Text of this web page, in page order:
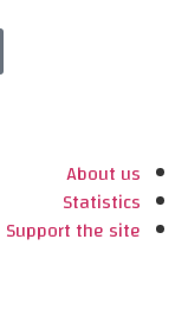
About us
Statistics
Support the site